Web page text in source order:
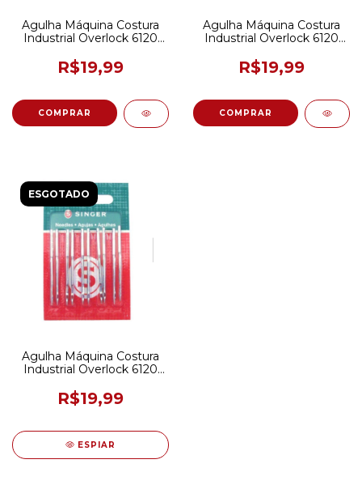
Agulha Máquina Costura
Industrial Overlock 6120
R$19,99
Agulha Máquina Costura
Industrial Overlock 6120
R$19,99
ESGOTADO
Agulha Máquina Costura
Industrial Overlock 6120
R$19,99
ESPIAR